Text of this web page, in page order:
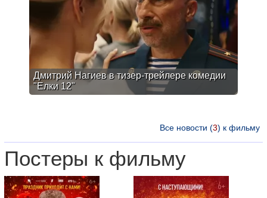
Дмитрий Нагиев в тизер-трейлере комедии
"Елки 12"
Все новости (3) к фильму
Постеры к фильму